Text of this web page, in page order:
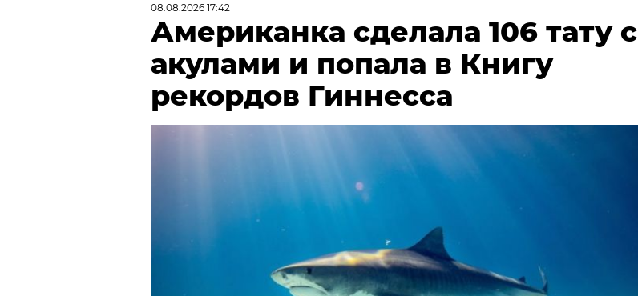
08.08.2026 17:42
Американка сделала 106 тату с
акулами и попала в Книгу
рекордов Гиннесса